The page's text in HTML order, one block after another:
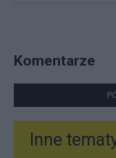
Komentarze
Inne